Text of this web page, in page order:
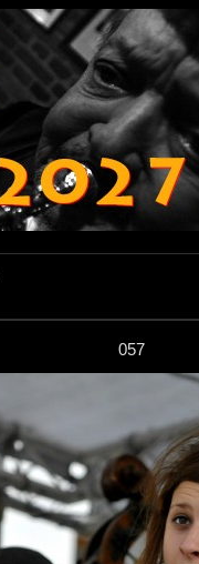
057